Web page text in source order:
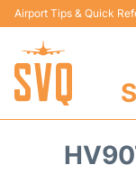
Airport Tips & Quick